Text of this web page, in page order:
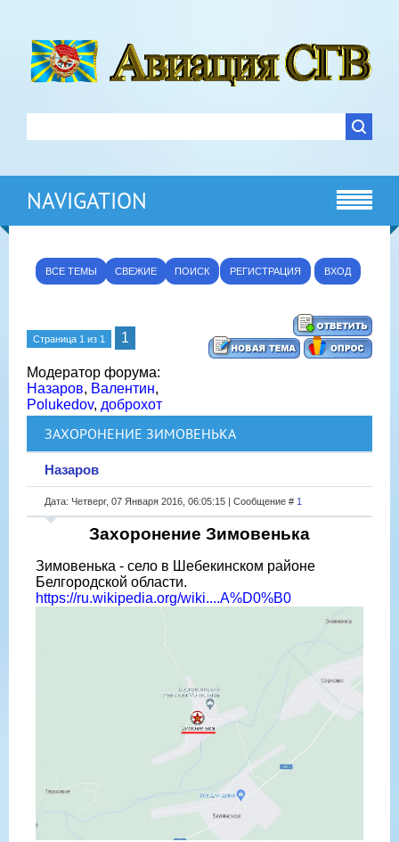
NAVIGATION
ВСЕ ТЕМЫ СВЕЖИЕ ПОИСК РЕГИСТРАЦИЯ ВХОД
Страница 1 из 1 1
Модератор форума:
Назаров, Валентин,
Polukedov, доброхот
ЗАХОРОНЕНИЕ ЗИМОВЕНЬКА
Назаров
Дата: Четверг, 07 Января 2016, 06:05:15 | Сообщение # 1
Захоронение Зимовенька
Зимовенька - село в Шебекинском районе
Белгородской области.
https://ru.wikipedia.org/wiki....A%D0%B0